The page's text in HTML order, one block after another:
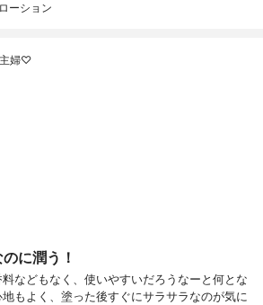
ーション
婦♡
に潤う！
などもなく、使いやすいだろうなーと何とな
もよく、塗った後すぐにサラサラなのが気に